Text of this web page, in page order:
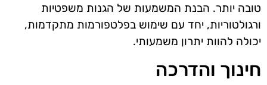
טובה יותר. הבנת המשמעות של הגנות משפטיות
ורגולטוריות, יחד עם שימוש בפלטפורמות מתקדמות,
יכולה להוות יתרון משמעותי.
חינוך והדרכה